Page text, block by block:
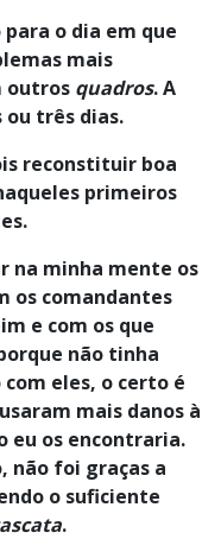
o dia em que
mais
outros quadros. A
três dias.
reconstituir boa
primeiros
na minha mente os
os comandantes
e com os que
não tinha
eles, o certo é
mais danos à
eu os encontraria.
não foi graças a
o suficiente
.